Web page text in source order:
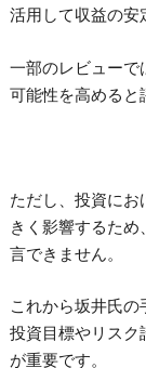
活用して収益の安
一部のレビューで
可能性を高めると
ただし、投資に
きく影響するた
言できません。
これから坂井氏
投資目標やリスク
が重要です。